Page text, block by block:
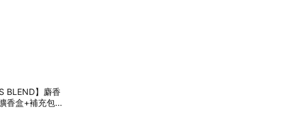
BLEND】麝香
香盒+補充包2